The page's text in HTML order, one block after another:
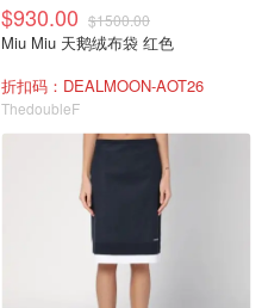
$930.00 $1500.00
Miu Miu 天鹅绒布袋 红色
折扣码：DEALMOON-AOT26
ThedoubleF